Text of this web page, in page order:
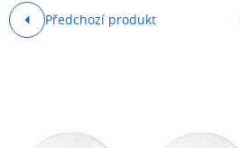
Předchozí produkt